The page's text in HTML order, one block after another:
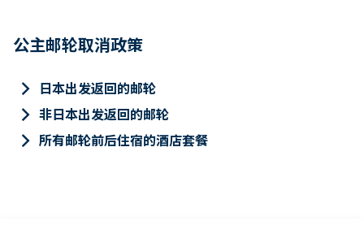
公主邮轮取消政策
keyboard_arrow_right 日本出发返回的邮轮
keyboard_arrow_right 非日本出发返回的邮轮
keyboard_arrow_right 所有邮轮前后住宿的酒店套餐